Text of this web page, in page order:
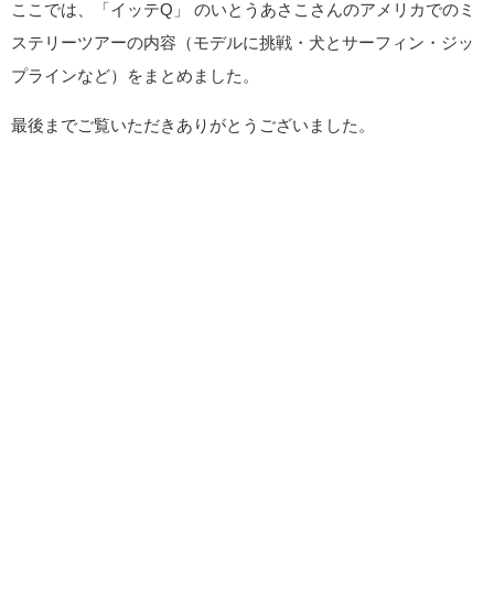
ここでは、「イッテQ」 のいとうあさこさんのアメリカでのミ
ステリーツアーの内容（モデルに挑戦・犬とサーフィン・ジッ
プラインなど）をまとめました。
最後までご覧いただきありがとうございました。